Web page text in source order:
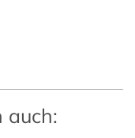
auch: